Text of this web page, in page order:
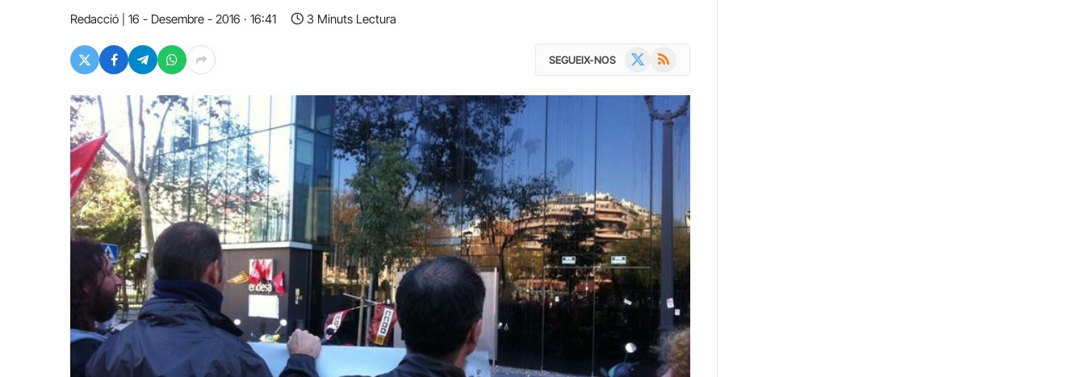
Redacció 16 - Desembre - 2016 · 16:41 3 Minuts Lectura
SEGUEIX-NOS RSS